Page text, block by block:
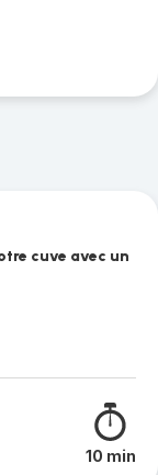
cuve avec un
10 min